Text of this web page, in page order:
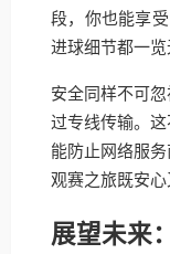
段，你也能享
进球细节都一览
安全同样不可
过专线传输。
能防止网络服
观赛之旅既安心
展望未来